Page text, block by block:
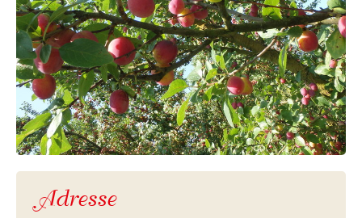
Adresse